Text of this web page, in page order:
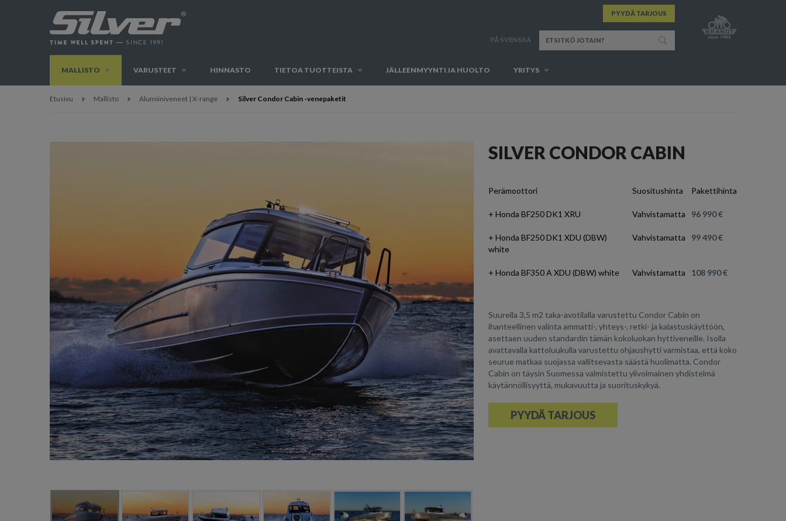
PYYDÄ TARJOUS
PÅ SVENSKA
MALLISTO VARUSTEET HINNASTO TIETOA TUOTTEISTA JÄLLEENMYYNTI JA HUOLTO YRITYS
Etusivu Mallisto Alumiiniveneet | X-range Silver Condor Cabin -venepaketit
SILVER CONDOR CABIN
Perämoottori Suositushinta Pakettihinta
+ Honda BF250 DK1 XRU Vahvistamatta 96 990 €
+ Honda BF250 DK1 XDU (DBW)
white
Vahvistamatta 99 490 €
+ Honda BF350 A XDU (DBW) white Vahvistamatta 108 990 €
Suurella 3,5 m2 taka-avotilalla varustettu Condor Cabin on
ihanteellinen valinta ammatti-, yhteys-, retki- ja kalastuskäyttöön,
asettaen uuden standardin tämän kokoluokan hyttiveneille. Isolla
avattavalla kattoluukulla varustettu ohjaushytti varmistaa, että koko
seurue matkaa suojassa vallitsevasta säästä huolimatta. Condor
Cabin on täysin Suomessa valmistettu ylivoimainen yhdistelmä
käytännöllisyyttä, mukavuutta ja suorituskykyä.
PYYDÄ TARJOUS